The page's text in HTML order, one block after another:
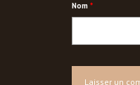
Nom *